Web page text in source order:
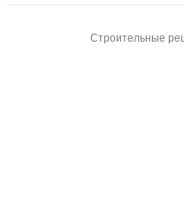
Строительные